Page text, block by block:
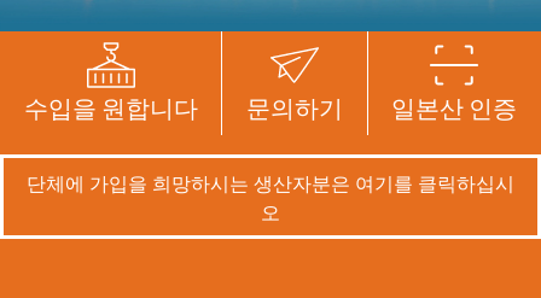
수입을 원합니다 문의하기 일본산 인증
단체에 가입을 희망하시는 생산자분은 여기를 클릭하십시
오